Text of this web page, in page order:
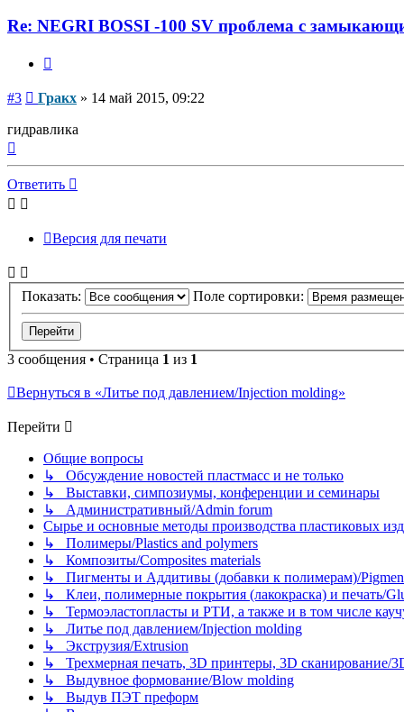
Re: NEGRI BOSSI -100 SV проблема с
#3 Сообщение
Гракх » 14 май 2015, 09:22
гидравлика
началу
Ответить
Версия для печати
Показать: Поле сортировки:
3 сообщения • Страница 1 из 1
Вернуться в «Литье под давлением/Injection molding»
Перейти
Общие вопросы
↳ Обсуждение новостей пластмасс и не только
↳ Выставки, симпозиумы, конференции и семинары
↳ Административный/Admin forum
Сырье и основные методы производства пластиковых
↳ Полимеры/Plastics and polymers
↳ Композиты/Сomposites materials
↳ Пигменты и Аддитивы (добавки к полимерам)/
↳ Клеи, полимерные покрытия (лакокраска) и печать/
↳ Термоэластопласты и РТИ, а также и в том числе
↳ Литье под давлением/Injection molding
↳ Экструзия/Extrusion
↳ Трехмерная печать, 3D принтеры, 3D сканирование/
↳ Выдувное формование/Blow molding
↳ Выдув ПЭТ преформ